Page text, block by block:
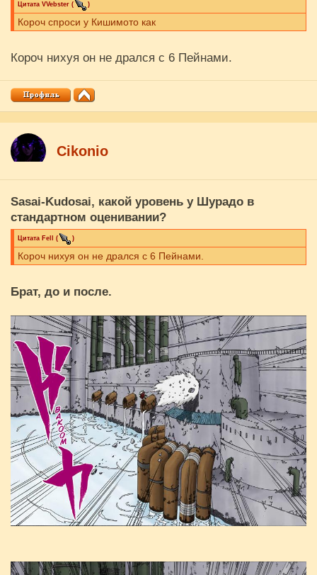
Цитата VVebster ( )
Короч спроси у Кишимото как
Короч нихуя он не дрался с 6 Пейнами.
Cikоnio
Sasai-Kudosai, какой уровень у Шурадо в
стандартном оценивании?
Цитата Fell ( )
Короч нихуя он не дрался с 6 Пейнами.
Брат, до и после.